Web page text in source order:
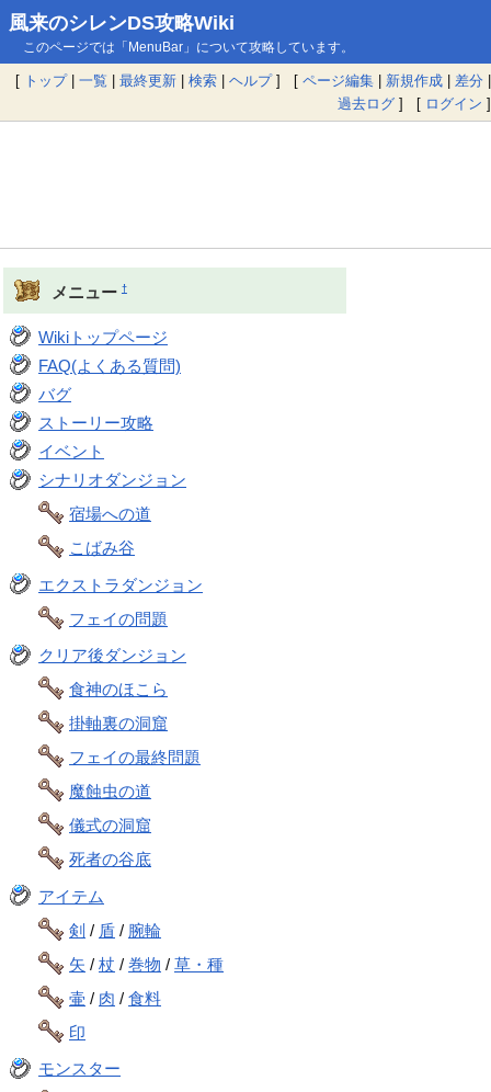
風来のシレンDS攻略Wiki
このページでは「MenuBar」について攻略しています。
[ トップ| 一覧 | 最終更新 | 検索 | ヘルプ] [ ページ編集 | 新規作成 | 差分 |
過去ログ ] [ ログイン ]
メニュー †
Wikiトップページ
FAQ(よくある質問)
バグ
ストーリー攻略
イベント
シナリオダンジョン
宿場への道
こばみ谷
エクストラダンジョン
フェイの問題
クリア後ダンジョン
食神のほこら
掛軸裏の洞窟
フェイの最終問題
魔蝕虫の道
儀式の洞窟
死者の谷底
アイテム
剣 / 盾 / 腕輪
矢 /杖 /巻物 /草・種
壷 / 肉 /食料
印
モンスター